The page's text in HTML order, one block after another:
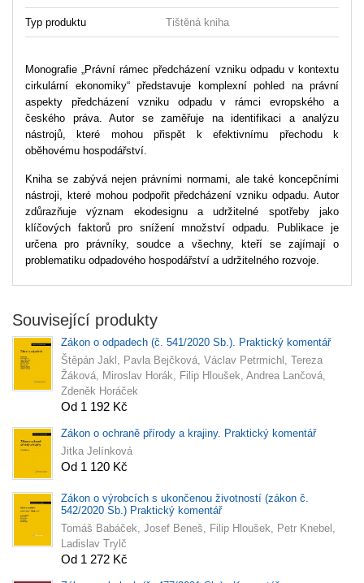
Typ produktu Tištěná kniha
Monografie „Právní rámec předcházení vzniku odpadu v kontextu
cirkulární ekonomiky“ představuje komplexní pohled na právní
aspekty předcházení vzniku odpadu v rámci evropského a
českého práva. Autor se zaměřuje na identifikaci a analýzu
nástrojů, které mohou přispět k efektivnímu přechodu k
oběhovému hospodářství.
Kniha se zabývá nejen právními normami, ale také koncepčními
nástroji, které mohou podpořit předcházení vzniku odpadu. Autor
zdůrazňuje význam ekodesignu a udržitelné spotřeby jako
klíčových faktorů pro snížení množství odpadu. Publikace je
určena pro právníky, soudce a všechny, kteří se zajímají o
problematiku odpadového hospodářství a udržitelného rozvoje.
Související produkty
Zákon o odpadech (č. 541/2020 Sb.). Praktický komentář
Štěpán Jakl, Pavla Bejčková, Václav Petrmichl, Tereza
Žáková, Miroslav Horák, Filip Hloušek, Andrea Lančová,
Zdeněk Horáček
Od 1 192 Kč
Zákon o ochraně přírody a krajiny. Praktický komentář
Jitka Jelínková
Od 1 120 Kč
Zákon o výrobcích s ukončenou životností (zákon č.
542/2020 Sb.) Praktický komentář
Tomáš Babáček, Josef Beneš, Filip Hloušek, Petr Knebel,
Ladislav Trylč
Od 1 272 Kč